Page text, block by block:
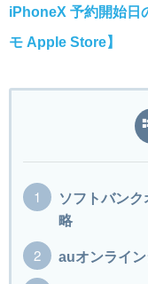
iPhoneX 予約開始日
モ Apple Store】
ソフトバン
略
auオンライ